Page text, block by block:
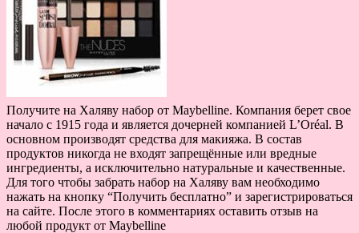
Получите на Халяву набор от Maybelline. Компания берет свое
начало с 1915 года и является дочерней компанией L’Oréal. В
основном производят средства для макияжа. В состав
продуктов никогда не входят запрещённые или вредные
ингредиенты, а исключительно натуральные и качественные.
Для того чтобы забрать набор на Халяву вам необходимо
нажать на кнопку “Получить бесплатно” и зарегистрироваться
на сайте. После этого в комментариях оставить отзыв на
любой продукт от Maybelline